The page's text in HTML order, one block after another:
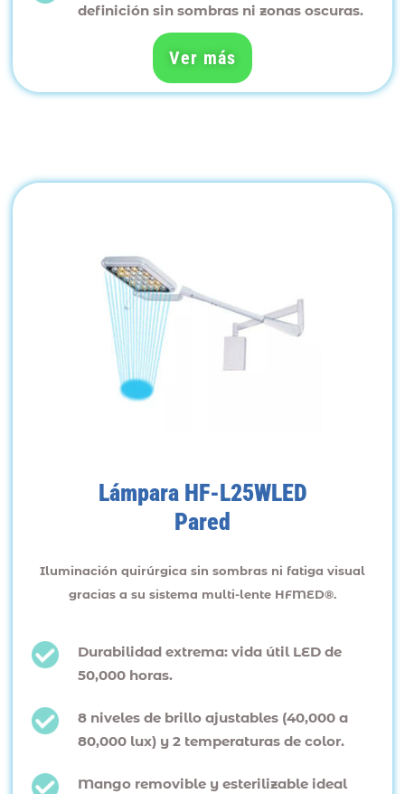
definición sin sombras ni zonas oscuras.
Ver más
Lámpara HF-L25WLED
Pared
Iluminación quirúrgica sin sombras ni fatiga visual
gracias a su sistema multi-lente HFMED®.
Durabilidad extrema: vida útil LED de
50,000 horas.
8 niveles de brillo ajustables (40,000 a
80,000 lux) y 2 temperaturas de color.
Mango removible y esterilizable ideal